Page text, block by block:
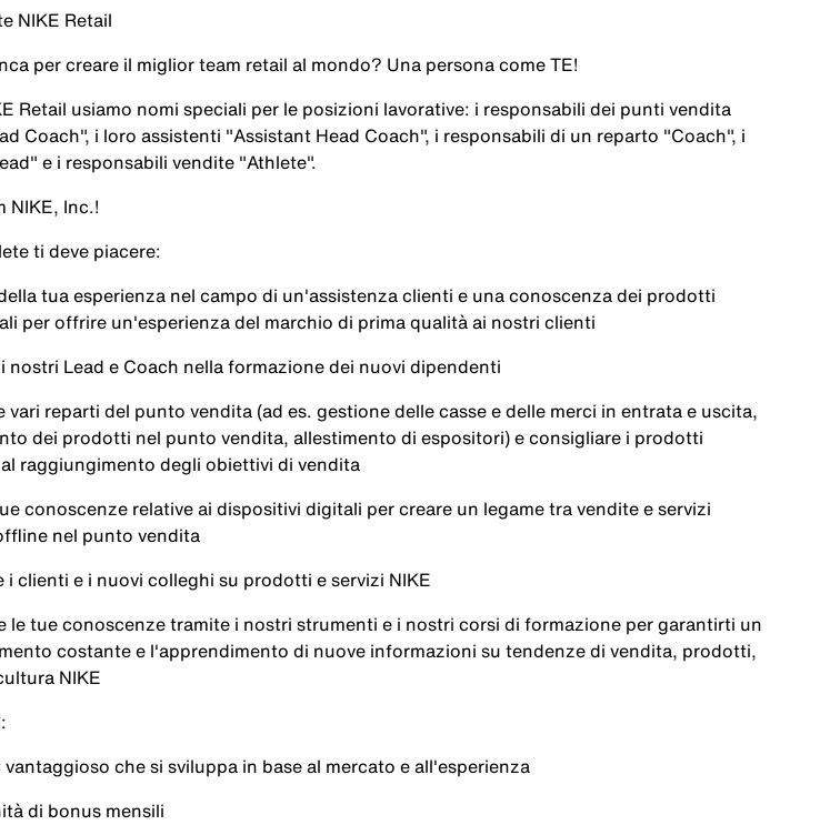
NIKE Retail
per creare il miglior team retail al mondo? Una persona comeTE!
Retail usiamo nomi speciali per le posizioni lavorative: i responsabili dei punti vendita
Coach", i loro assistenti "Assistant Head Coach", i responsabili di un reparto "Coach", i
e i responsabili vendite "Athlete".
NIKE, Inc.!
ti deve piacere:
tua esperienza nel campo di un'assistenza clienti e una conoscenza dei prodotti
per offrire un'esperienza del marchio di prima qualità ai nostri clienti
nostri Lead e Coach nella formazione dei nuovi dipendenti
vari reparti del punto vendita (ad es. gestione delle casse e delle merci in entrata e uscita,
dei prodotti nel punto vendita, allestimento di espositori) e consigliare i prodotti
raggiungimento degli obiettivi di vendita
conoscenze relative ai dispositivi digitali per creare un legame tra vendite e servizi
nel punto vendita
i clienti e i nuovi colleghi su prodotti e servizi NIKE
le tue conoscenze tramite i nostri strumenti e i nostri corsi di formazione per garantirti un
costante e l'apprendimento di nuove informazioni su tendenze di vendita, prodotti,
NIKE
che si sviluppa in base al mercato e all'esperienza
di bonus mensili